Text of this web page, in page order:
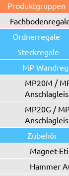
Produktgruppen
Ordnerregale
Steckregale
MP
MP20M /
MP20G /
Zubehör
Magnet-
Hammer